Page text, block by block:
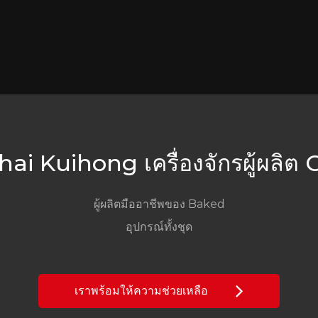
Kuihong เครื่องจักรผู้ผลิต
ผู้ผลิตมืออาชีพของ Baked
อุปกรณ์ทั้งชุด
เราพร้อมให้ความช่วยเหลือ